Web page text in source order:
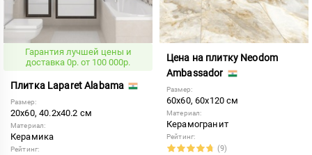
Гарантия лучшей цены и
доставка 0р. от 100 000р.
Плитка Laparet Alabama
Размер:
20x60, 40.2x40.2 см
Материал:
Керамика
Рейтинг:
Цена на плитку Neodom
Ambassador
Размер:
60x60, 60x120 см
Материал:
Керамогранит
Рейтинг:
(9)